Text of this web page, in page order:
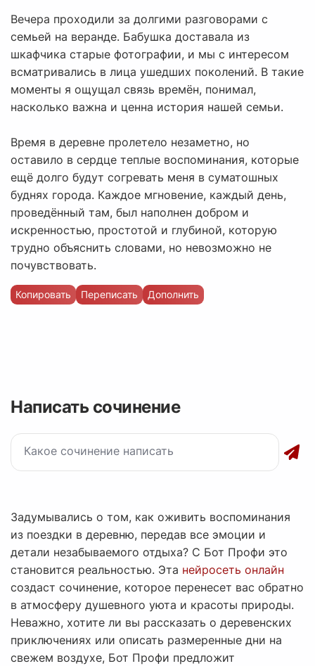
Вечера проходили за долгими разговорами с
семьей на веранде. Бабушка доставала из
шкафчика старые фотографии, и мы с интересом
всматривались в лица ушедших поколений. В такие
моменты я ощущал связь времён, понимал,
насколько важна и ценна история нашей семьи.
Время в деревне пролетело незаметно, но
оставило в сердце теплые воспоминания, которые
ещё долго будут согревать меня в суматошных
буднях города. Каждое мгновение, каждый день,
проведённый там, был наполнен добром и
искренностью, простотой и глубиной, которую
трудно объяснить словами, но невозможно не
почувствовать.
Копировать Переписать Дополнить
Написать сочинение
Задумывались о том, как оживить воспоминания
из поездки в деревню, передав все эмоции и
детали незабываемого отдыха? С Бот Профи это
становится реальностью. Эта нейросеть онлайн
создаст сочинение, которое перенесет вас обратно
в атмосферу душевного уюта и красоты природы.
Неважно, хотите ли вы рассказать о деревенских
приключениях или описать размеренные дни на
свежем воздухе, Бот Профи предложит